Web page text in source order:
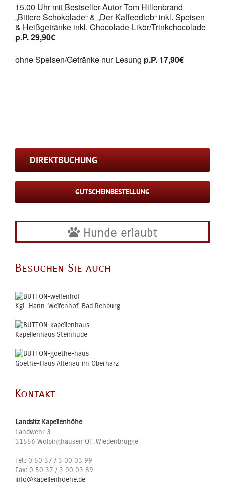
15.00 Uhr mit Bestseller-Autor Tom Hillenbrand
„Bittere Schokolade“ & „Der Kaffeedieb“ inkl. Speisen
& Heißgetränke inkl. Chocolade-Likör/Trinkchocolade
p.P. 29,90€
ohne Speisen/Getränke nur Lesung p.P. 17,90€
DIREKTBUCHUNG
GUTSCHEINBESTELLUNG
Hunde erlaubt
Besuchen Sie auch
Kgl.-Hann. Welfenhof, Bad Rehburg
Kapellenhaus Steinhude
Goethe-Haus Altenau im Oberharz
Kontakt
Landsitz Kapellenhöhe
Landwehr 3
31556 Wölpinghausen OT. Wiedenbrügge
Tel.: 0 50 37 / 3 00 03 99
Fax: 0 50 37 / 3 00 03 89
info@kapellenhoehe.de